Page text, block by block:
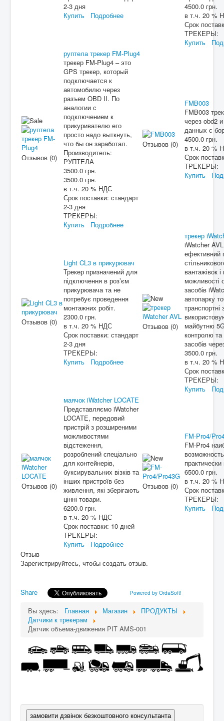
2-3 дня
Купить
Подробнее
4500.0 грн.
в т.ч. 20 %
Срок
ТРЕКЕРЫ:
Купить
Отзывов (0)
руптела трекер FM-Plug4
трекер FM-Plug4 – это
GPS трекер, который
подключается к
автомобилю через
разъем OBD II. По
аналогии с
подключением к
прикуривателю его
просто надо выткнуть,
что бы он заработал.
Производитель:
РУПТЕЛА
3500.0 грн.
3500.0 грн.
в т.ч. 20 % НДС
Срок поставки: стандарт
2-3 дня
ТРЕКЕРЫ:
Купить
Подробнее
Отзывов (0)
FMB003
FMB003
через obd2
данных с
4500.0 грн.
в т.ч. 20 %
Срок
ТРЕКЕРЫ:
Купить
Отзывов (0)
Light CL3 в прикурювач
Трекер призначений для
підключення в розʼєм
прикурювача та не
потребує проведення
монтажних робіт.
2300.0 грн.
в т.ч. 20 % НДС
Срок поставки: стандарт
2-3 дня
ТРЕКЕРЫ:
Купить
Подробнее
Отзывов (0)
трекер
iWatcher
ефективний
вантажівок
можливості
засобів
автопарку
майбутню
контролю та
засобів
3500.0 грн.
в т.ч. 20 %
Срок
ТРЕКЕРЫ:
Купить
Отзывов (0)
маячок iWatcher LOCATE
Представляємо iWatcher
LOCATE, передовий
пристрій з розширеними
можливостями
відстеження,
розроблений спеціально
для контейнерів,
буксирувальних візків та
інших пристроїв без
живлення, які зберігають
цінні товари.
6200.0 грн.
в т.ч. 20 % НДС
Срок поставки: 10 дней
ТРЕКЕРЫ:
Купить
Подробнее
Отзывов (0)
FM-Pro4/
FM-Pro4
6500.0 грн.
в т.ч. 20 %
Срок
ТРЕКЕРЫ:
Купить
Отзыв
Зарегистрируйтесь, чтобы создать отзыв.
Share Powered by OrdaSoft!
Вы здесь: Главная Магазин
ПРОДУКТЫ
Датчики к трекерам
Датчик объема-движения PIT AMS-001
замовити дзвінок безкоштовного консультанта